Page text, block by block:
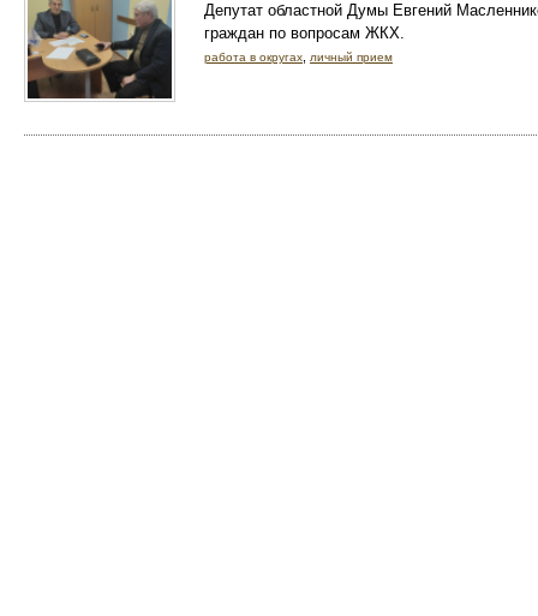
Депутат областной Думы Евгений
граждан по вопросам ЖКХ.
работа в округах личный прием